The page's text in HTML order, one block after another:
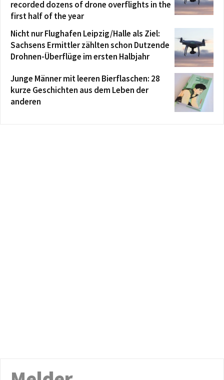
recorded dozens of drone overflights in the
first half of the year
Nicht nur Flughafen Leipzig/Halle als Ziel:
Sachsens Ermittler zählten schon Dutzende
Drohnen-Überflüge im ersten Halbjahr
Junge Männer mit leeren Bierflaschen: 28
kurze Geschichten aus dem Leben der
anderen